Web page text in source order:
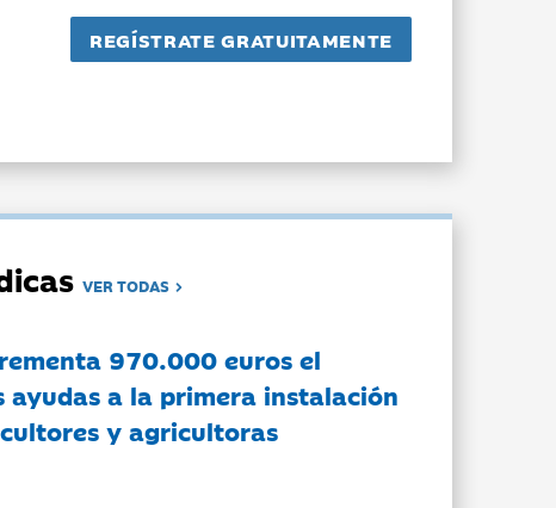
VER TODAS
970.000 euros el
ayudas a la primera instalación
y agricultoras